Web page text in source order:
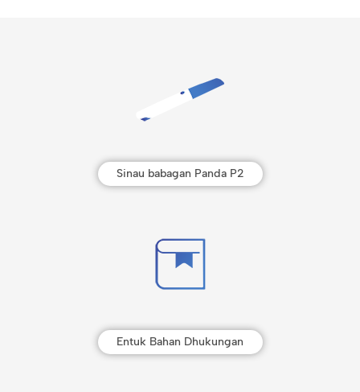
Sinau babagan Panda P2
Entuk Bahan Dhukungan